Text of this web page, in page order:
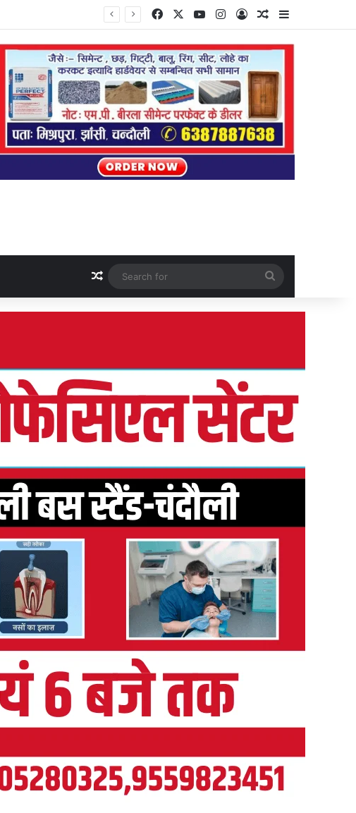
FacebookYouTubeInstagram
Log InRandom Article
Sidebar
Random Article
for